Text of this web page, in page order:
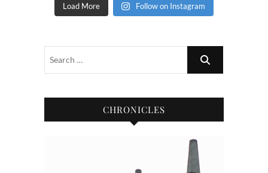
Load More Follow on Instagram
CHRONICLES